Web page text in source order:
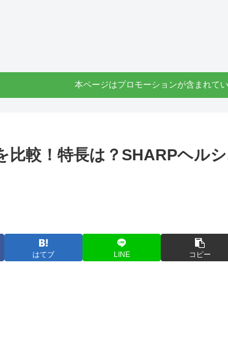
本ページはプロモーションが含まれてい
較！特長は？SHARPヘル
はてブ LINE コピー